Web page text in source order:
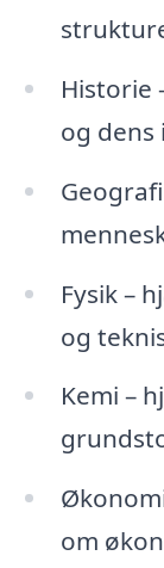
Historie
og dens
Fysik –
og
Kemi –
om